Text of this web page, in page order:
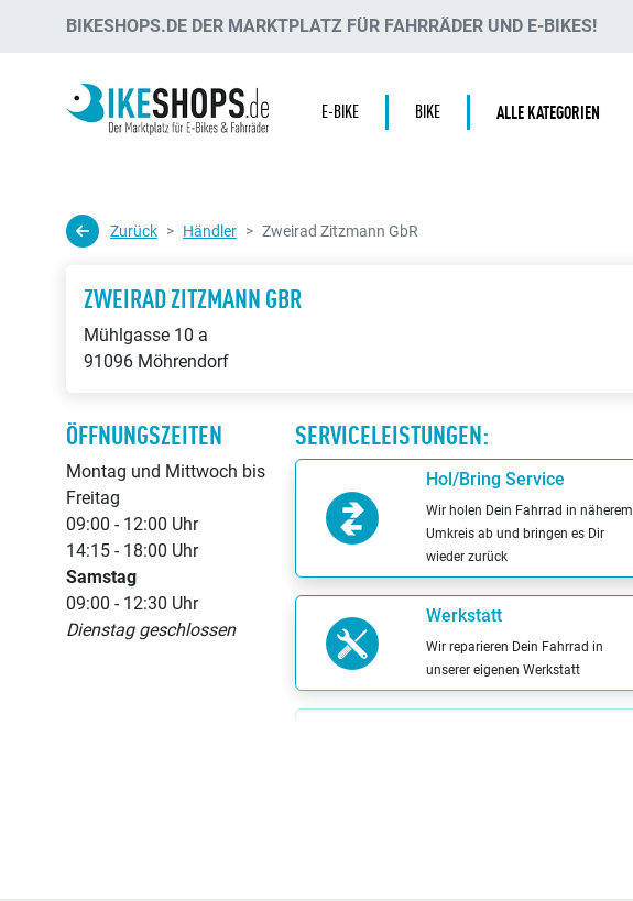
BIKESHOPS.DE DER MARKTPLATZ FÜR FAHRRÄDER UND E-BIKES!
E-BIKE BIKE ALLE KATEGORIEN
Zurück Händler Zweirad Zitzmann GbR
ZWEIRAD ZITZMANN GBR
Mühlgasse 10 a
91096 Möhrendorf
ÖFFNUNGSZEITEN
Montag und Mittwoch bis
Freitag
09:00 - 12:00 Uhr
14:15 - 18:00 Uhr
Samstag
09:00 - 12:30 Uhr
Dienstag geschlossen
SERVICELEISTUNGEN:
Hol/Bring Service
Wir holen Dein Fahrrad in näherem
Umkreis ab und bringen es Dir
wieder zurück
Werkstatt
Wir reparieren Dein Fahrrad in
unserer eigenen Werkstatt